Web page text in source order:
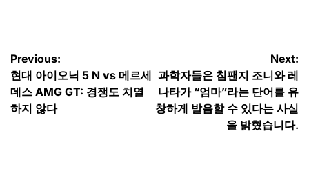
글
탐
색
Previous:
현대 아이오닉 5 N vs 메르세
데스 AMG GT: 경쟁도 치열
하지 않다
Next:
과학자들은 침팬지 조니와 레
나타가 “엄마”라는 단어를 유
창하게 발음할 수 있다는 사실
을 밝혔습니다.